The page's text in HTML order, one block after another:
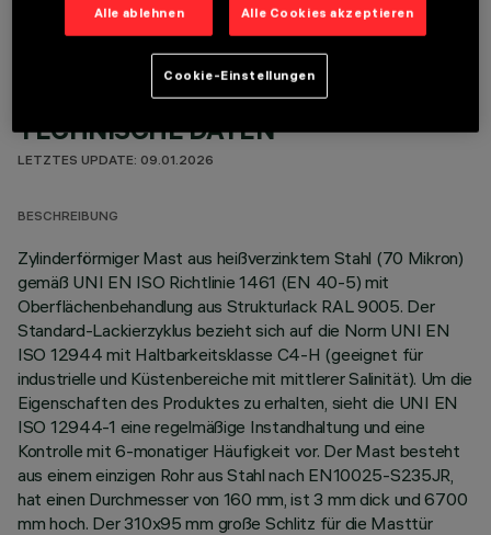
TECHNISCHE DATEN
LETZTES UPDATE: 09.01.2026
BESCHREIBUNG
Zylinderförmiger Mast aus heißverzinktem Stahl (70 Mikron)
gemäß UNI EN ISO Richtlinie 1461 (EN 40-5) mit
Oberflächenbehandlung aus Strukturlack RAL 9005. Der
Standard-Lackierzyklus bezieht sich auf die Norm UNI EN
ISO 12944 mit Haltbarkeitsklasse C4-H (geeignet für
industrielle und Küstenbereiche mit mittlerer Salinität). Um die
Eigenschaften des Produktes zu erhalten, sieht die UNI EN
ISO 12944-1 eine regelmäßige Instandhaltung und eine
Kontrolle mit 6-monatiger Häufigkeit vor. Der Mast besteht
aus einem einzigen Rohr aus Stahl nach EN10025-S235JR,
hat einen Durchmesser von 160 mm, ist 3 mm dick und 6700
mm hoch. Der 310x95 mm große Schlitz für die Masttür
Alle ablehnen Alle Cookies akzeptieren
Cookie-Einstellungen